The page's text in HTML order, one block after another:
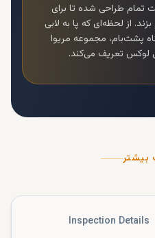
تمام طراحی شده تا برای
از لحظه‌ای که پا به لابی
پشت‌بام، مجموعه مریوا
لوکس تعریف می‌کند.
بیشتر
Inspection Details